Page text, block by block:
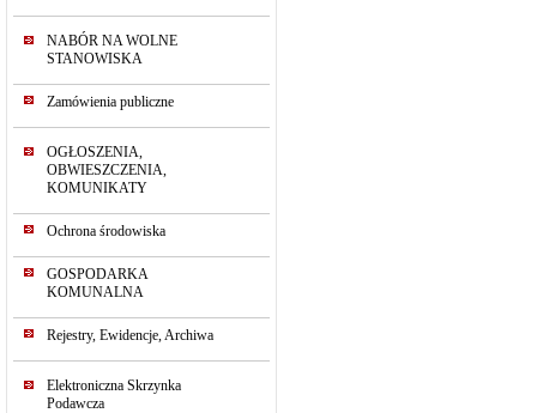
NABÓR NA WOLNE
STANOWISKA
Zamówienia publiczne
OGŁOSZENIA,
OBWIESZCZENIA,
KOMUNIKATY
Ochrona środowiska
GOSPODARKA
KOMUNALNA
Rejestry, Ewidencje, Archiwa
Elektroniczna Skrzynka
Podawcza